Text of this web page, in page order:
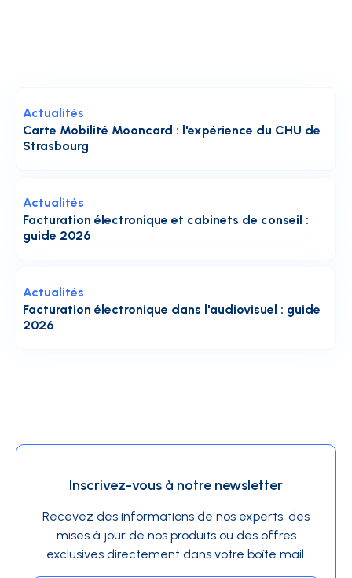
Carte Mobilité Mooncard : l'expérience du CHU de
Strasbourg
Actualités
Facturation électronique et cabinets de conseil :
guide 2026
Actualités
Facturation électronique dans l'audiovisuel : guide
2026
Actualités
Inscrivez-vous à notre newsletter
Recevez des informations de nos experts, des
mises à jour de nos produits ou des offres
exclusives directement dans votre boîte mail.